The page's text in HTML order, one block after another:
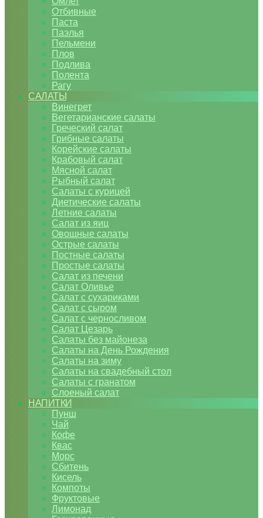
Отбивные
Паста
Паэлья
Пельмени
Плов
Подлива
Полента
Рагу
САЛАТЫ
Винегрет
Вегетарианские салаты
Греческий салат
Грибные салаты
Корейские салаты
Крабовый салат
Мясной салат
Рыбный салат
Салаты с курицей
Диетические салаты
Летние салаты
Салат из яиц
Овощные салаты
Острые салаты
Постные салаты
Простые салаты
Салат из печени
Салат Оливье
Салат с сухариками
Салат с сыром
Салат с черносливом
Салат Цезарь
Салаты без майонеза
Салаты на День Рождения
Салаты на зиму
Салаты на свадебный стол
Салаты с гранатом
Слоеный салат
НАПИТКИ
Пунш
Чай
Кофе
Квас
Морс
Сбитень
Кисель
Компоты
Фруктовые
Лимонад